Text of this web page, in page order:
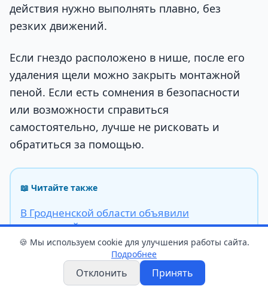
действия нужно выполнять плавно, без
резких движений.
Если гнездо расположено в нише, после его
удаления щели можно закрыть монтажной
пеной. Если есть сомнения в безопасности
или возможности справиться
самостоятельно, лучше не рисковать и
обратиться за помощью.
📖 Читайте также
В Гродненской области объявили
оранжевый уровень опасности из-за гроз и
ливней
🍪 Мы используем cookie для улучшения работы сайта.
Подробнее
Отклонить Принять